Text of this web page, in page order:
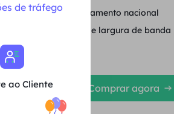
Posicionamento nacional
Sessões e largura de
Comprar agora
de tráfego
ao Cliente